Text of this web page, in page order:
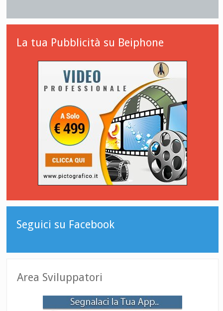
La tua Pubblicità su Beiphone
Seguici su Facebook
Area Sviluppatori